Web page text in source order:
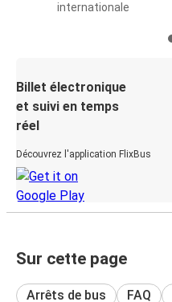
internationale
Billet électronique
et suivi en temps
réel
Découvrez l'application FlixBus
Sur cette page
Arrêts de bus FAQ